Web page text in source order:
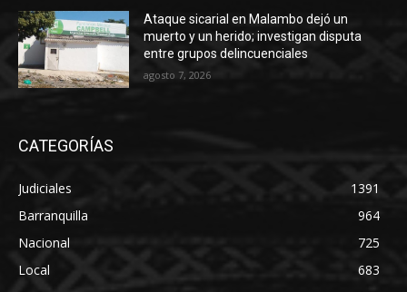
Ataque sicarial en Malambo dejó un
muerto y un herido; investigan disputa
entre grupos delincuenciales
agosto 7, 2026
CATEGORÍAS
Judiciales
1391
Barranquilla
964
Nacional
725
Local
683